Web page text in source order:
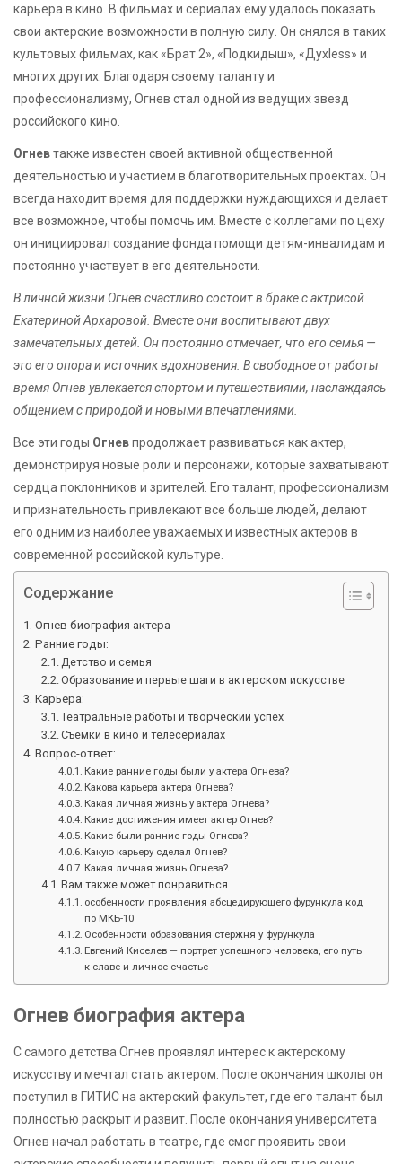
карьера в кино. В фильмах и сериалах ему удалось показать
свои актерские возможности в полную силу. Он снялся в таких
культовых фильмах, как «Брат 2», «Подкидыш», «Духless» и
многих других. Благодаря своему таланту и
профессионализму, Огнев стал одной из ведущих звезд
российского кино.
Огневтакже известен своей активной общественной
деятельностью и участием в благотворительных проектах. Он
всегда находит время для поддержки нуждающихся и делает
все возможное, чтобы помочь им. Вместе с коллегами по цеху
он инициировал создание фонда помощи детям-инвалидам и
постоянно участвует в его деятельности.
В личной жизни Огнев счастливо состоит в браке с актрисой
Екатериной Архаровой. Вместе они воспитывают двух
замечательных детей. Он постоянно отмечает, что его семья —
это его опора и источник вдохновения. В свободное от работы
время Огнев увлекается спортом и путешествиями, наслаждаясь
общением с природой и новыми впечатлениями.
Все эти годы Огневпродолжает развиваться как актер,
демонстрируя новые роли и персонажи, которые захватывают
сердца поклонников и зрителей. Его талант, профессионализм
и признательность привлекают все больше людей, делают
его одним из наиболее уважаемых и известных актеров в
современной российской культуре.
Содержание
Огнев биография актера
Ранние годы:
Детство и семья
Образование и первые шаги в актерском искусстве
Карьера:
Театральные работы и творческий успех
Съемки в кино и телесериалах
Вопрос-ответ:
Какие ранние годы были у актера Огнева?
Какова карьера актера Огнева?
Какая личная жизнь у актера Огнева?
Какие достижения имеет актер Огнев?
Какие были ранние годы Огнева?
Какую карьеру сделал Огнев?
Какая личная жизнь Огнева?
Вам также может понравиться
особенности проявления абсцедирующего фурункула код
по МКБ-10
Особенности образования стержня у фурункула
Евгений Киселев — портрет успешного человека, его путь
к славе и личное счастье
Огнев биография актера
С самого детства Огнев проявлял интерес к актерскому
искусству и мечтал стать актером. После окончания школы он
поступил в ГИТИС на актерский факультет, где его талант был
полностью раскрыт и развит. После окончания университета
Огнев начал работать в театре, где смог проявить свои